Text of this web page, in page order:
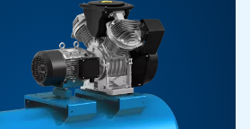
de compresores de pistón
en la eficiencia energética, la
proporcionan aire limpio y
que son ideales para industrias